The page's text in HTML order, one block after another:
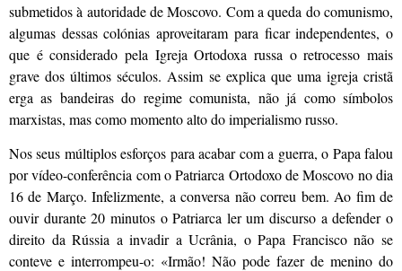
submetidos à autoridade de Moscovo. Com a queda do comunismo,
algumas dessas colónias aproveitaram para ficar independentes, o
que é considerado pela Igreja Ortodoxa russa o retrocesso mais
grave dos últimos séculos. Assim se explica que uma igreja cristã
erga as bandeiras do regime comunista, não já como símbolos
marxistas, mas como momento alto do imperialismo russo.
Nos seus múltiplos esforços para acabar com a guerra, o Papa falou
por vídeo-conferência com o Patriarca Ortodoxo de Moscovo no dia
16 de Março. Infelizmente, a conversa não correu bem. Ao fim de
ouvir durante 20 minutos o Patriarca ler um discurso a defender o
direito da Rússia a invadir a Ucrânia, o Papa Francisco não se
conteve e interrompeu-o: «Irmão! Não pode fazer de menino do